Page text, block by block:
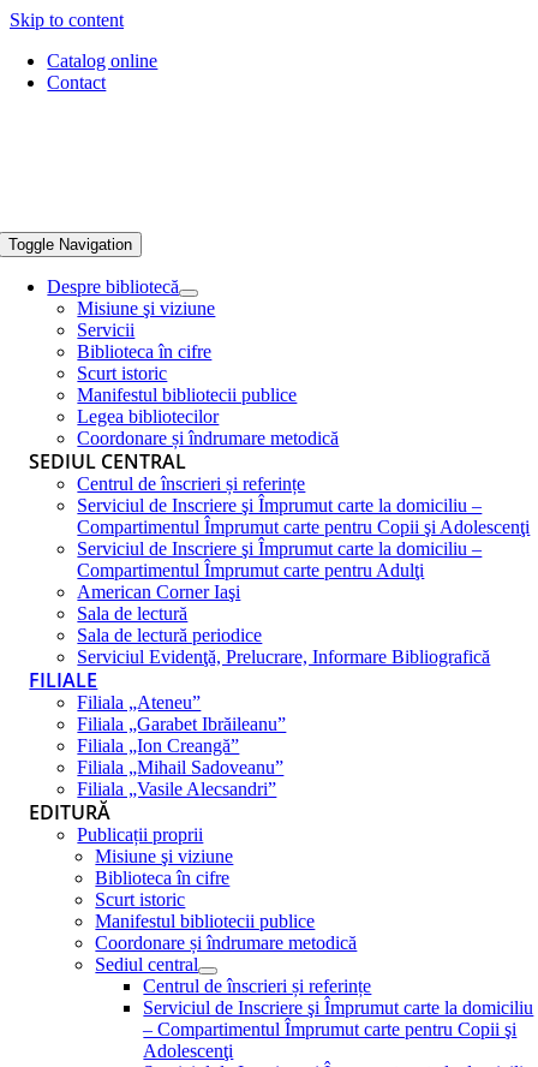
Skip to content
Catalog online
Contact
Toggle Navigation
Despre bibliotecă
Misiune şi viziune
Servicii
Biblioteca în cifre
Scurt istoric
Manifestul bibliotecii publice
Legea bibliotecilor
Coordonare și îndrumare metodică
SEDIUL CENTRAL
Centrul de înscrieri și referințe
Serviciul de Inscriere şi Împrumut carte la domiciliu –
Compartimentul Împrumut carte pentru Copii şi Adolescenţi
Serviciul de Inscriere şi Împrumut carte la domiciliu –
Compartimentul Împrumut carte pentru Adulţi
American Corner Iaşi
Sala de lectură
Sala de lectură periodice
Serviciul Evidenţă, Prelucrare, Informare Bibliografică
FILIALE
Filiala „Ateneu”
Filiala „Garabet Ibrăileanu”
Filiala „Ion Creangă”
Filiala „Mihail Sadoveanu”
Filiala „Vasile Alecsandri”
EDITURĂ
Publicații proprii
Misiune şi viziune
Biblioteca în cifre
Scurt istoric
Manifestul bibliotecii publice
Coordonare și îndrumare metodică
Sediul central
Centrul de înscrieri și referințe
Serviciul de Inscriere şi Împrumut carte la domiciliu
– Compartimentul Împrumut carte pentru Copii şi
Adolescenţi